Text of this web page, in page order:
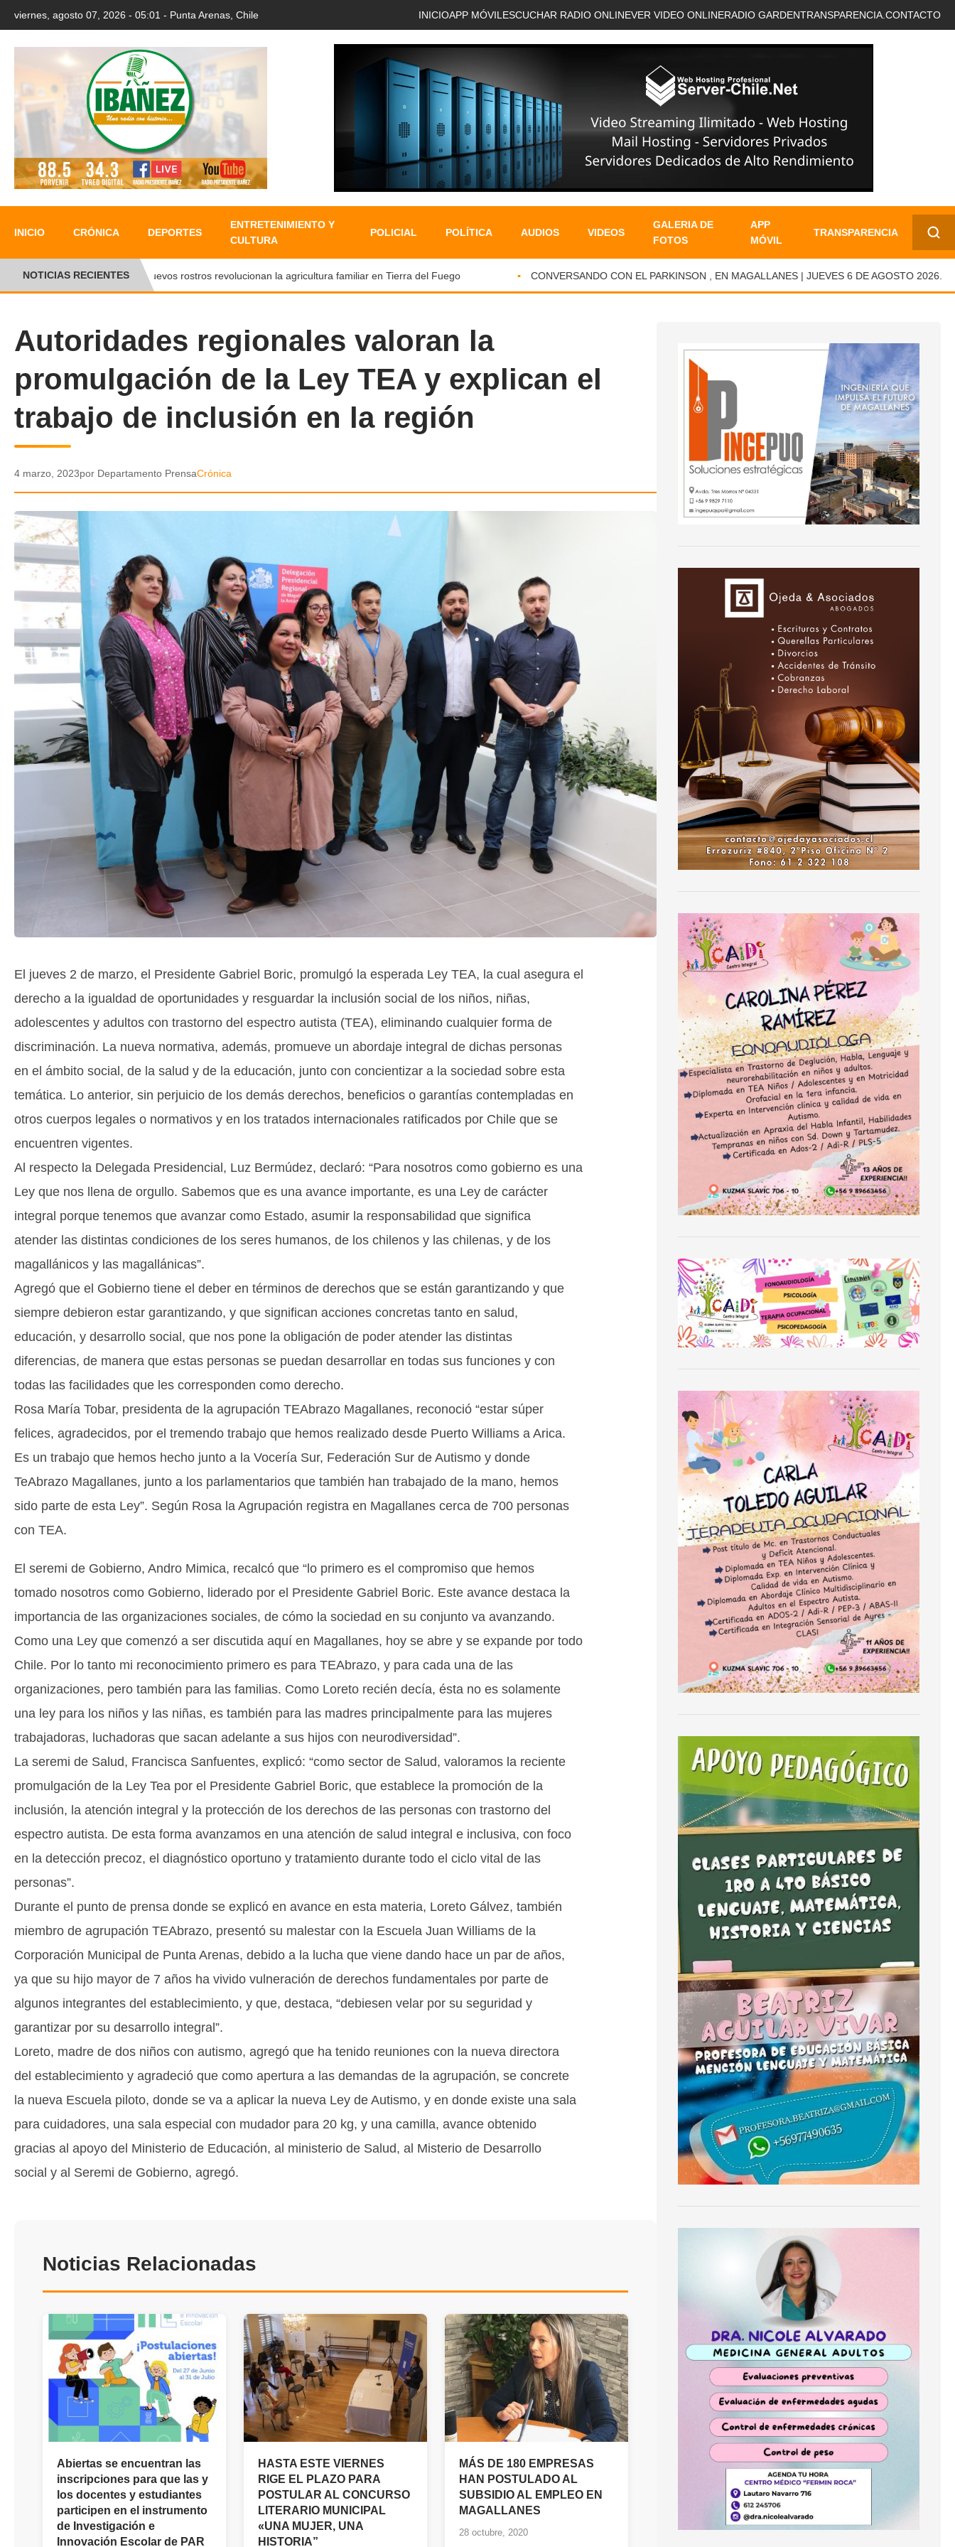
viernes, agosto 07, 2026 - 05:01 - Punta Arenas, Chile INICIOAPP MÓVIL ESCUCHAR RADIO ONLINEVER VIDEO ONLINERADIO GARDENTRANSPARENCIA. CONTACTO
INICIO CRÓNICA DEPORTES
ENTRETENIMIENTO Y
CULTURA
POLICIAL POLÍTICA AUDIOS VIDEOS
GALERIA DE
FOTOS
APP
MÓVIL
TRANSPARENCIA
✕
NOTICIAS RECIENTESNuevos rostros revolucionan la agricultura familiar en Tierra del Fuego CONVERSANDO CON EL PARKINSON , EN MAGALLANES | JUEVES 6 DE AGOSTO 2026.
Autoridades regionales valoran la
promulgación de la Ley TEA y explican el
trabajo de inclusión en la región
4 marzo, 2023por Departamento PrensaCrónica
El jueves 2 de marzo, el Presidente Gabriel Boric, promulgó la esperada Ley TEA, la cual asegura el
derecho a la igualdad de oportunidades y resguardar la inclusión social de los niños, niñas,
adolescentes y adultos con trastorno del espectro autista (TEA), eliminando cualquier forma de
discriminación. La nueva normativa, además, promueve un abordaje integral de dichas personas
en el ámbito social, de la salud y de la educación, junto con concientizar a la sociedad sobre esta
temática. Lo anterior, sin perjuicio de los demás derechos, beneficios o garantías contempladas en
otros cuerpos legales o normativos y en los tratados internacionales ratificados por Chile que se
encuentren vigentes.
Al respecto la Delegada Presidencial, Luz Bermúdez, declaró: “Para nosotros como gobierno es una
Ley que nos llena de orgullo. Sabemos que es una avance importante, es una Ley de carácter
integral porque tenemos que avanzar como Estado, asumir la responsabilidad que significa
atender las distintas condiciones de los seres humanos, de los chilenos y las chilenas, y de los
magallánicos y las magallánicas”.
Agregó que el Gobierno tiene el deber en términos de derechos que se están garantizando y que
siempre debieron estar garantizando, y que significan acciones concretas tanto en salud,
educación, y desarrollo social, que nos pone la obligación de poder atender las distintas
diferencias, de manera que estas personas se puedan desarrollar en todas sus funciones y con
todas las facilidades que les corresponden como derecho.
Rosa María Tobar, presidenta de la agrupación TEAbrazo Magallanes, reconoció “estar súper
felices, agradecidos, por el tremendo trabajo que hemos realizado desde Puerto Williams a Arica.
Es un trabajo que hemos hecho junto a la Vocería Sur, Federación Sur de Autismo y donde
TeAbrazo Magallanes, junto a los parlamentarios que también han trabajado de la mano, hemos
sido parte de esta Ley”. Según Rosa la Agrupación registra en Magallanes cerca de 700 personas
con TEA.
El seremi de Gobierno, Andro Mimica, recalcó que “lo primero es el compromiso que hemos
tomado nosotros como Gobierno, liderado por el Presidente Gabriel Boric. Este avance destaca la
importancia de las organizaciones sociales, de cómo la sociedad en su conjunto va avanzando.
Como una Ley que comenzó a ser discutida aquí en Magallanes, hoy se abre y se expande por todo
Chile. Por lo tanto mi reconocimiento primero es para TEAbrazo, y para cada una de las
organizaciones, pero también para las familias. Como Loreto recién decía, ésta no es solamente
una ley para los niños y las niñas, es también para las madres principalmente para las mujeres
trabajadoras, luchadoras que sacan adelante a sus hijos con neurodiversidad”.
La seremi de Salud, Francisca Sanfuentes, explicó: “como sector de Salud, valoramos la reciente
promulgación de la Ley Tea por el Presidente Gabriel Boric, que establece la promoción de la
inclusión, la atención integral y la protección de los derechos de las personas con trastorno del
espectro autista. De esta forma avanzamos en una atención de salud integral e inclusiva, con foco
en la detección precoz, el diagnóstico oportuno y tratamiento durante todo el ciclo vital de las
personas”.
Durante el punto de prensa donde se explicó en avance en esta materia, Loreto Gálvez, también
miembro de agrupación TEAbrazo, presentó su malestar con la Escuela Juan Williams de la
Corporación Municipal de Punta Arenas, debido a la lucha que viene dando hace un par de años,
ya que su hijo mayor de 7 años ha vivido vulneración de derechos fundamentales por parte de
algunos integrantes del establecimiento, y que, destaca, “debiesen velar por su seguridad y
garantizar por su desarrollo integral”.
Loreto, madre de dos niños con autismo, agregó que ha tenido reuniones con la nueva directora
del establecimiento y agradeció que como apertura a las demandas de la agrupación, se concrete
la nueva Escuela piloto, donde se va a aplicar la nueva Ley de Autismo, y en donde existe una sala
para cuidadores, una sala especial con mudador para 20 kg, y una camilla, avance obtenido
gracias al apoyo del Ministerio de Educación, al ministerio de Salud, al Misterio de Desarrollo
social y al Seremi de Gobierno, agregó.
Noticias Relacionadas
Abiertas se encuentran las
inscripciones para que las y
los docentes y estudiantes
participen en el instrumento
de Investigación e
Innovación Escolar de PAR
HASTA ESTE VIERNES
RIGE EL PLAZO PARA
POSTULAR AL CONCURSO
LITERARIO MUNICIPAL
«UNA MUJER, UNA
HISTORIA”
MÁS DE 180 EMPRESAS
HAN POSTULADO AL
SUBSIDIO AL EMPLEO EN
MAGALLANES
28 octubre, 2020